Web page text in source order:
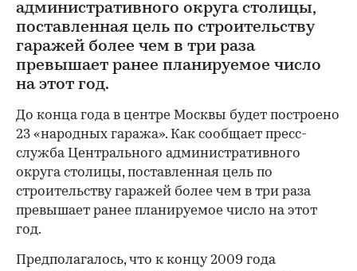
административного округа столицы,
поставленная цель по строительству
гаражей более чем в три раза
превышает ранее планируемое число
на этот год.
До конца года в центре Москвы будет построено
23 «народных гаража». Как сообщает пресс-
служба Центрального административного
округа столицы, поставленная цель по
строительству гаражей более чем в три раза
превышает ранее планируемое число на этот
год.
Предполагалось, что к концу 2009 года